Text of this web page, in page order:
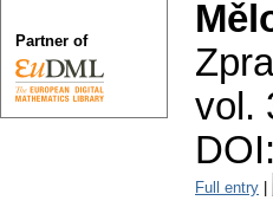
vol.
DOI:
Full entry
Partner of